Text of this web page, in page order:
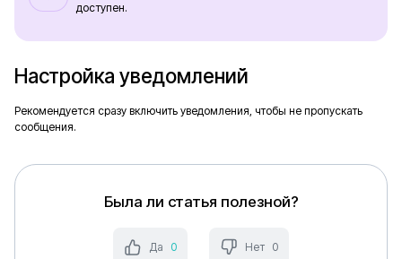
доступен.
Настройка уведомлений
Рекомендуется сразу включить уведомления, чтобы не пропускать
сообщения.
Была ли статья полезной?
Да 0 Нет 0